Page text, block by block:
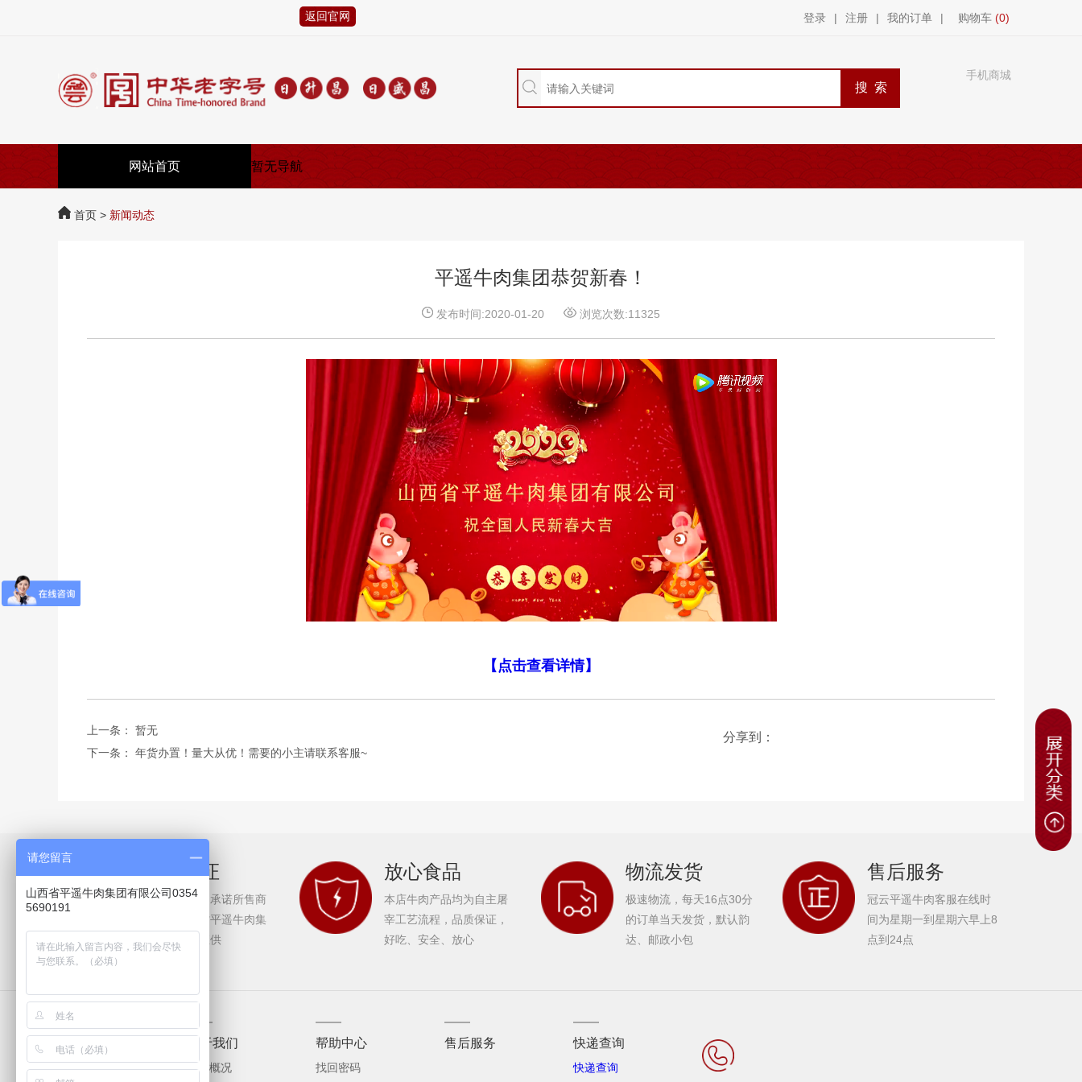
返回官网 购物车 (0)
我的订单 |
注册 |
登录 |
手机商城
网站首页 暂无导航
首页 > 新闻动态
平遥牛肉集团恭贺新春！
发布时间:2020-01-20 浏览次数:11325
【点击查看详情】
上一条： 暂无
下一条： 年货办置！量大从优！需要的小主请联系客服~
分享到：
正品保证
冠云平遥牛肉承诺所售商
品均由山西省平遥牛肉集
团有限公司直供
放心食品
本店牛肉产品均为自主屠
宰工艺流程，品质保证，
好吃、安全、放心
物流发货
极速物流，每天16点30分
的订单当天发货，默认韵
达、邮政小包
售后服务
冠云平遥牛肉客服在线时
间为星期一到星期六早上8
点到24点
购物指南 关于我们
公司概况
帮助中心
找回密码
售后服务 快递查询
快递查询
请您留言
山西省平遥牛肉集团有限公司0354
5690191